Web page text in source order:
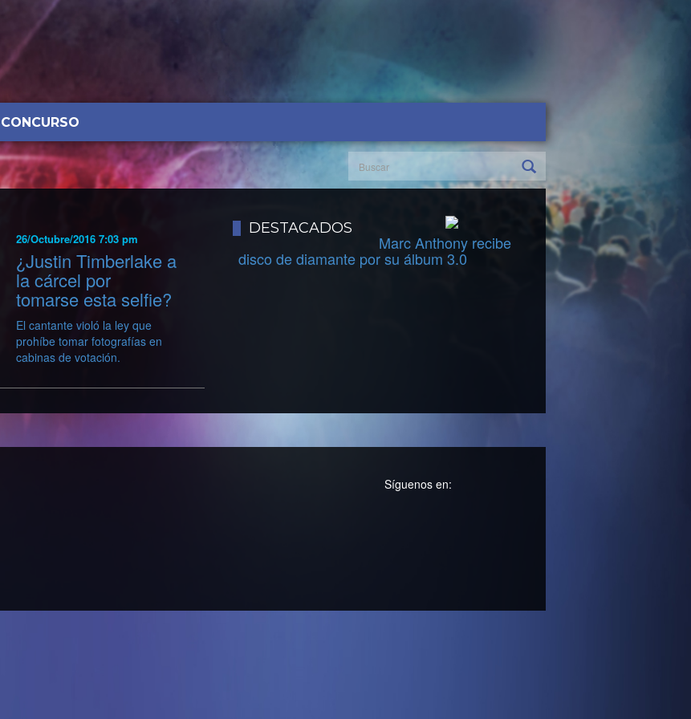
CONCURSO
26/Octubre/2016 7:03 pm
¿Justin Timberlake a
la cárcel por
tomarse esta selfie?
El cantante violó la ley que
prohíbe tomar fotografías en
cabinas de votación.
DESTACADOS
Marc Anthony recibe
disco de diamante por su álbum 3.0
Síguenos en: